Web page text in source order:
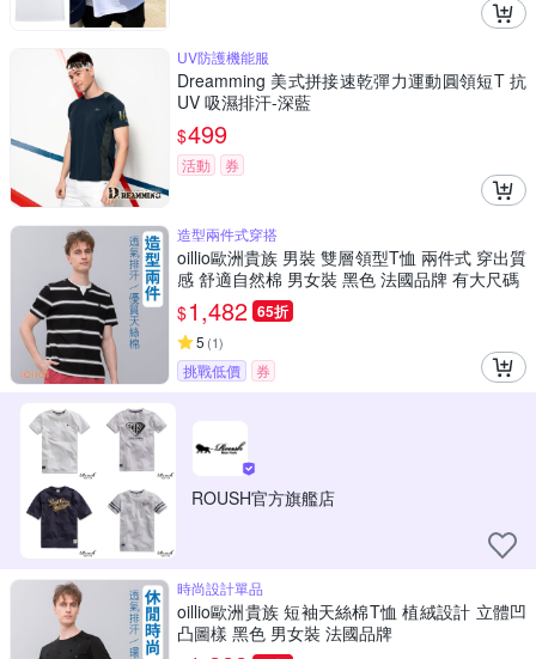
UV防護機能服
Dreamming 美式拼接速乾彈力運動圓領短T 抗
UV 吸濕排汗-深藍
$499
活動 券
造型兩件式穿搭
oillio歐洲貴族 男裝 雙層領型T恤 兩件式 穿出質
感 舒適自然棉 男女裝 黑色 法國品牌 有大尺碼
$1,482 65折
5 (1)
挑戰低價 券
ROUSH官方旗艦店
時尚設計單品
oillio歐洲貴族 短袖天絲棉T恤 植絨設計 立體凹
凸圖樣 黑色 男女裝 法國品牌